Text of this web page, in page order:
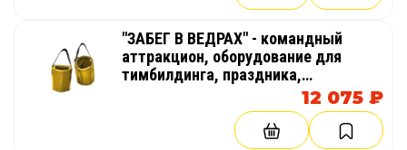
"ЗАБЕГ В ВЕДРАХ" - командный
аттракцион, оборудование для
тимбилдинга, праздника,
корпоратива, соревнований,
веселых стартов, эстафет
12 075 ₽